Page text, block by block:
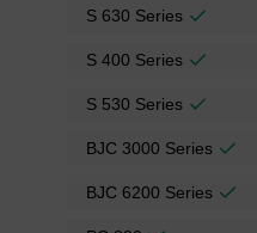
S 630 Series
S 400 Series
S 530 Series
BJC 3000 Series
BJC 6200 Series